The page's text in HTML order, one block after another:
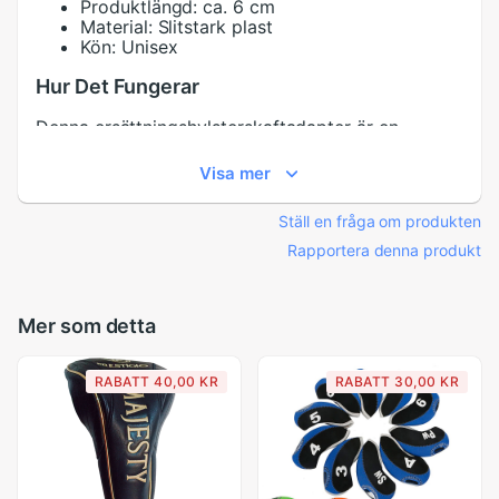
Produktlängd: ca. 6 cm
Material: Slitstark plast
Kön: Unisex
Hur Det Fungerar
Denna ersättningshylsterskaftadapter är en
golfklubbor. Den ansluts till klubbskaftet, vilket
möjliggör fästning vid klubbhuvudet, och
säkerställer att din utrustning alltid är i optimalt
Fungerar som en golfskaftkoppling
av utrustning
Specifikation:
Kompatibla Modeller:
Ping G35 G400 Driver
och Kölla
Material: Plast
Handighet:
Produktlängd:
Visa mer
Ställ en fråga om produkten
Rapportera denna produkt
Mer som detta
RABATT 40,00 KR RABATT 30,00 KR